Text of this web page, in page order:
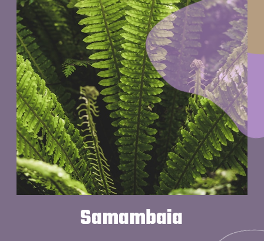
Samambaia